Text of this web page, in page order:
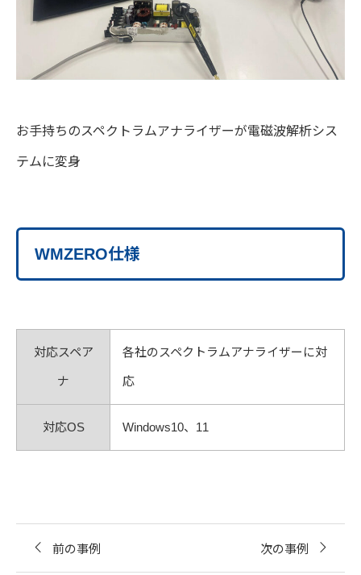
お手持ちのスペクトラムアナライザーが電磁波解析シス
テムに変身
WMZERO仕様
対応スペア
ナ
各社のスペクトラムアナライザーに対
応
対応OS Windows10、11
前の事例 次の事例